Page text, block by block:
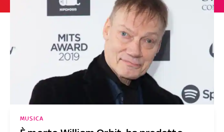
MUSICA